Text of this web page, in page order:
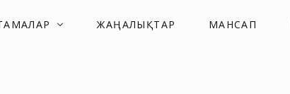
ЖАҢАЛЫҚТАР МАНСАП